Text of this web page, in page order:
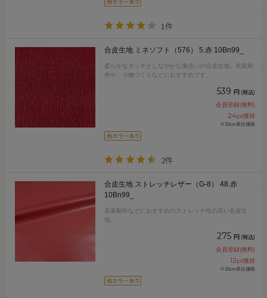
1件
合皮生地 ミネソフト（576） 5.赤 10Bn99_
柔らかなタッチとしなやかな風合いの合皮生地。衣装制
作や、小物づくりなどにおすすめです。
539 円 (税込)
会員登録(無料)
24pt獲得
※10cm単位価格
2件
合皮生地 ストレッチレザー（G-8） 48.赤
10Bn99_
衣装制作などにおすすめのストレッチ性の高い合皮生
地。
275 円 (税込)
会員登録(無料)
12pt獲得
※10cm単位価格